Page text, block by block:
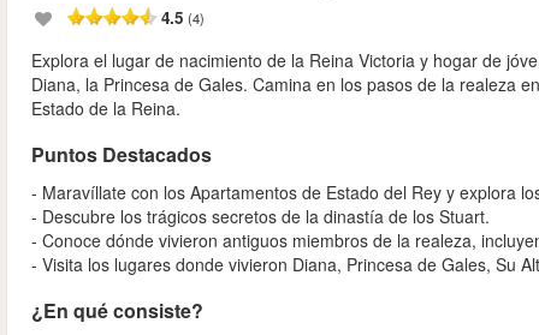
4.5 (4)
Explora el lugar de nacimiento de la Reina Victoria y hogar de
Diana, la Princesa de Gales. Camina en los pasos de la realeza
Estado de la Reina.
Puntos Destacados
- Maravíllate con los Apartamentos de Estado del Rey y explora
- Descubre los trágicos secretos de la dinastía de los Stuart.
- Conoce dónde vivieron antiguos miembros de la realeza,
- Visita los lugares donde vivieron Diana, Princesa de Gales, Su
¿En qué consiste?